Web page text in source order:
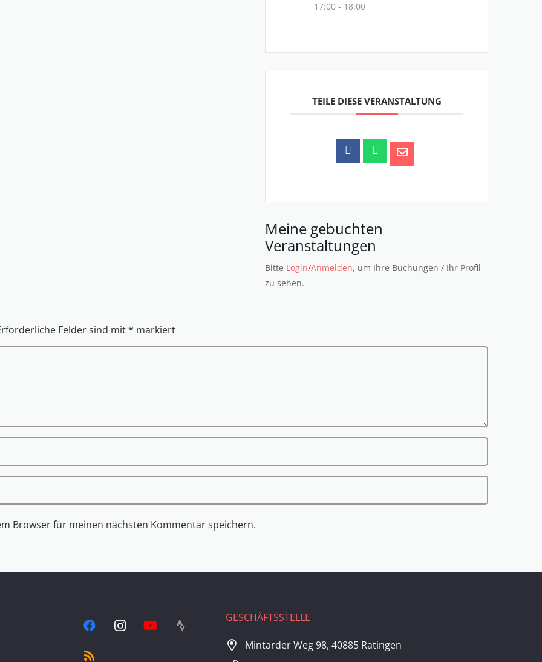
17:00 - 18:00
TEILE DIESE VERANSTALTUNG
Meine gebuchten
Veranstaltungen
Bitte Login/Anmelden, um Ihre Buchungen / Ihr Profil
zu sehen.
Felder sind mit* markiert
Browser für meinen nächsten Kommentar speichern.
GESCHÄFTSSTELLE
Mintarder Weg 98, 40885 Ratingen